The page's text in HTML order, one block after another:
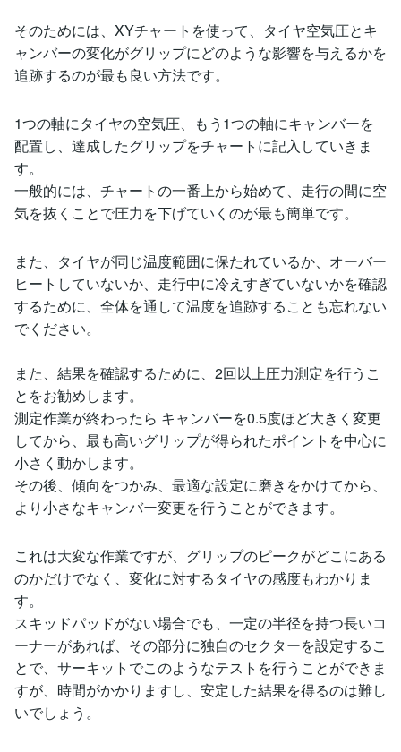
そのためには、XYチャートを使って、タイヤ空気圧とキ
ャンバーの変化がグリップにどのような影響を与えるかを
追跡するのが最も良い方法です。
1つの軸にタイヤの空気圧、もう1つの軸にキャンバーを
配置し、達成したグリップをチャートに記入していきま
す。
一般的には、チャートの一番上から始めて、走行の間に空
気を抜くことで圧力を下げていくのが最も簡単です。
また、タイヤが同じ温度範囲に保たれているか、オーバー
ヒートしていないか、走行中に冷えすぎていないかを確認
するために、全体を通して温度を追跡することも忘れない
でください。
また、結果を確認するために、2回以上圧力測定を行うこ
とをお勧めします。
測定作業が終わったら キャンバーを0.5度ほど大きく変更
してから、最も高いグリップが得られたポイントを中心に
小さく動かします。
その後、傾向をつかみ、最適な設定に磨きをかけてから、
より小さなキャンバー変更を行うことができます。
これは大変な作業ですが、グリップのピークがどこにある
のかだけでなく、変化に対するタイヤの感度もわかりま
す。
スキッドパッドがない場合でも、一定の半径を持つ長いコ
ーナーがあれば、その部分に独自のセクターを設定するこ
とで、サーキットでこのようなテストを行うことができま
すが、時間がかかりますし、安定した結果を得るのは難し
いでしょう。